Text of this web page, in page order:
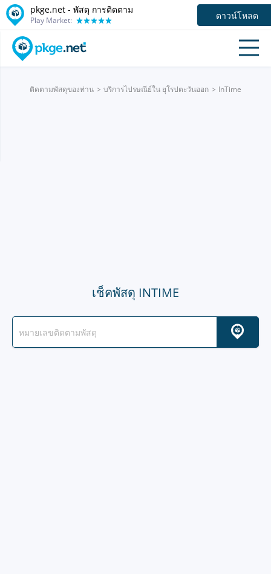
pkge.net - พัสดุ การติดตาม
Play Market: ดาวน์โหลด
ติดตามพัสดุของท่าน บริการไปรษณีย์ใน ยุโรปตะวันออก InTime
เช็คพัสดุ INTIME